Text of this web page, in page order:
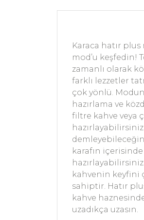
Karaca hatır
mod’u keşfedin!
zamanlı olarak
farklı lezzetler
çok yönlü.
hazırlama ve
filtre kahve veya
karafın
kahvenin keyfini
sahiptir. Hatır
kahve
uzadıkça uzasın.